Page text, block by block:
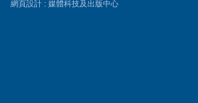
網頁設計 : 媒體科技及出版中心